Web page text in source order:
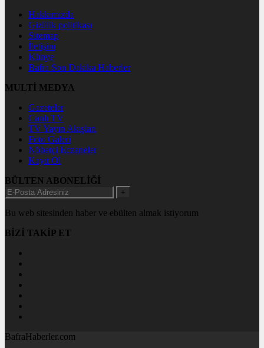
Hakkımızda
Gizlilik politikası
Sitemap
İletişim
Künye
Bafra Son Dakika Haberler
MULTİ MEDYA
Gazeteler
Canlı TV
TV Yayın Akışları
Foto Galeri
Nöbetçi Eczaneler
Kayıt Ol
BÜLTEN ABONELİĞİ
+
Bu web sitesinden haber ve ebülten almak istiyorum
BİZİ TAKİP ET
BafraHaberler.com